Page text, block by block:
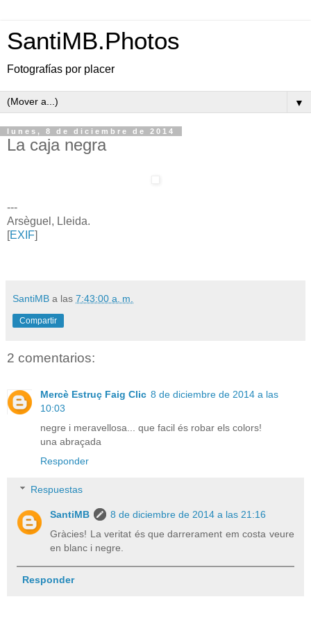
SantiMB.Photos
Fotografías por placer
▼
lunes, 8 de diciembre de 2014
La caja negra
---
Arsèguel, Lleida.
[EXIF]
SantiMB a las 7:43:00 a. m.
Compartir
2 comentarios:
Mercè Estruç Faig Clic 8 de diciembre de 2014 a las
10:03
negre i meravellosa... que facil és robar els colors!
una abraçada
Responder
Respuestas
SantiMB
8 de diciembre de 2014 a las 21:16
Gràcies! La veritat és que darrerament em costa veure
en blanc i negre.
Responder